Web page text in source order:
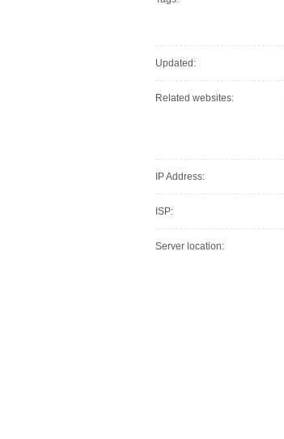
Updated:
Related websites:
IP Address:
ISP:
Server location: